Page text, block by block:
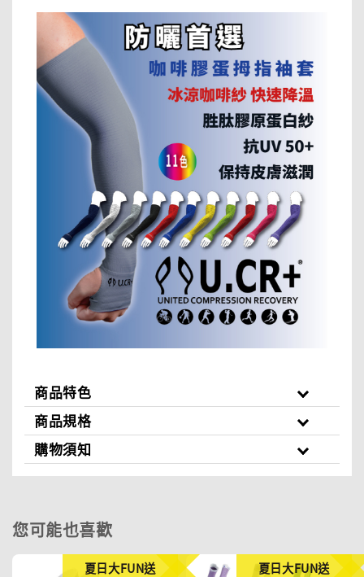
商品特色
商品規格
購物須知
您可能也喜歡
夏日大FUN送 夏日大FUN送